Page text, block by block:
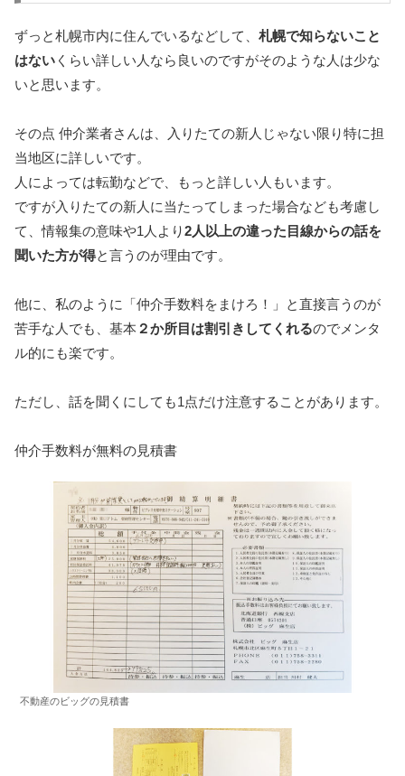
ずっと札幌市内に住んでいるなどして、 札幌で知らないこと
はない くらい詳しい人なら良いのですがそのような人は少な
いと思います。
その点 仲介業者さんは、入りたての新人じゃない限り特に担
当地区に詳しいです。
人によっては転勤などで、もっと詳しい人もいます。
ですが入りたての新人に当たってしまった場合なども考慮し
て、情報集の意味や1人より2人以上の違った目線からの話を
聞いた方が得と言うのが理由です。
他に、私のように「仲介手数料をまけろ！」と直接言うのが
苦手な人でも、基本 ２か所目は割引きしてくれるのでメンタ
ル的にも楽です。
ただし、話を聞くにしても1点だけ注意することがあります。
仲介手数料が無料の見積書
不動産のビッグの見積書